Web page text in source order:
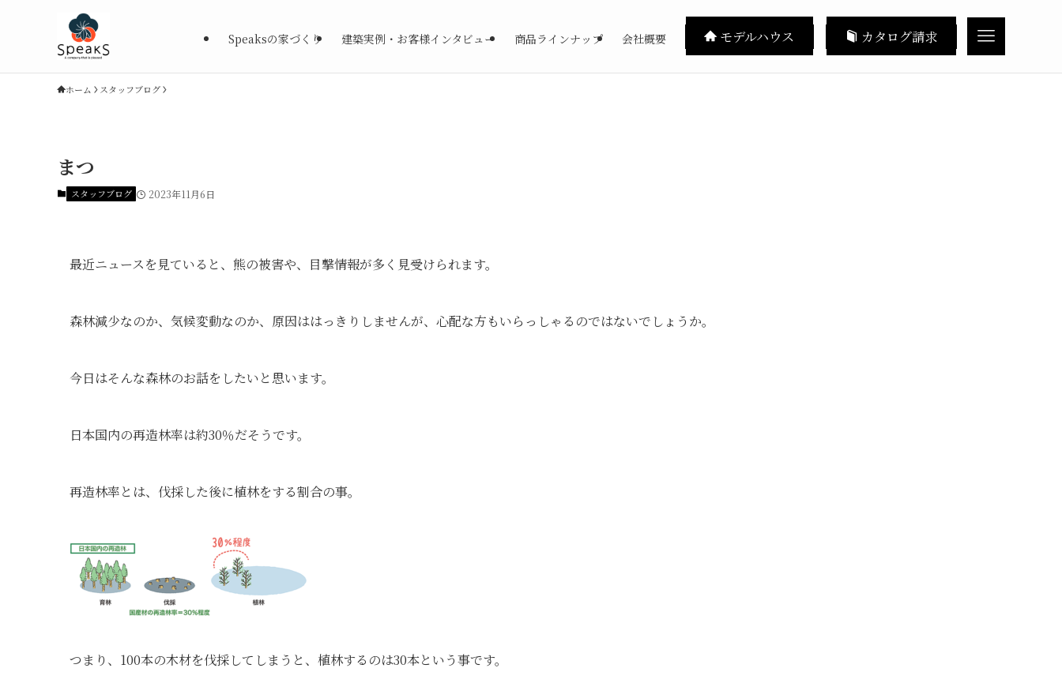
Speaksの家づくり 建築実例・お客様インタビュー 商品ラインナップ 会社概要 モデルハウス カタログ請求
ホーム スタッフブログ
まつ
スタッフブログ 2023年11月6日
最近ニュースを見ていると、熊の被害や、目撃情報が多く見受けられます。
森林減少なのか、気候変動なのか、原因ははっきりしませんが、心配な方もいらっしゃるのではないでしょうか。
今日はそんな森林のお話をしたいと思います。
日本国内の再造林率は約30％だそうです。
再造林率とは、伐採した後に植林をする割合の事。
つまり、100本の木材を伐採してしまうと、植林するのは30本という事です。